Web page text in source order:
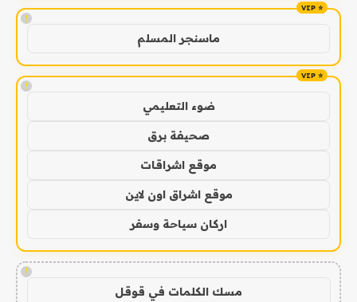
!
ماسنجر المسلم
!
ضوء التعليمي
صحيفة برق
موقع اشراقات
موقع اشراق اون لاين
اركان سياحة وسفر
!
مسك الكلمات في قوقل